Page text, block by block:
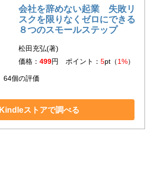
会社を辞めない起業 失敗リ
スクを限りなくゼロにできる
８つのスモールステップ
松田充弘(著)
価格： 499円 ポイント： 5pt（1%）
64個の評価
Kindleストアで調べる